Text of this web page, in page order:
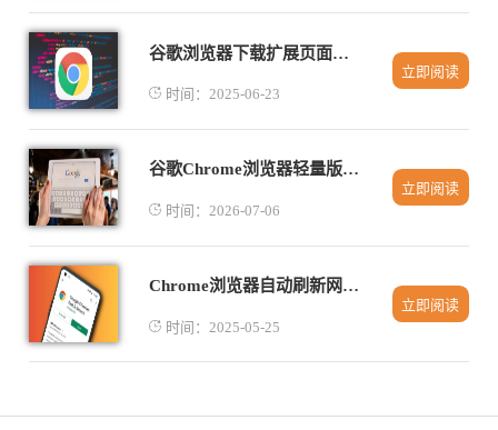
谷歌浏览器下载扩展页面加载缓慢优化技巧
时间：2025-06-23
立即阅读
谷歌Chrome浏览器轻量版快速获取与安装步骤
时间：2026-07-06
立即阅读
Chrome浏览器自动刷新网页技巧
时间：2025-05-25
立即阅读